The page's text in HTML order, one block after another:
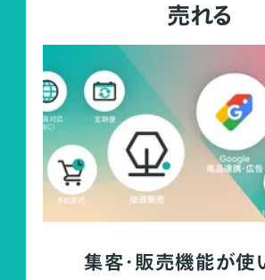
売れる
集客・販売機能が使